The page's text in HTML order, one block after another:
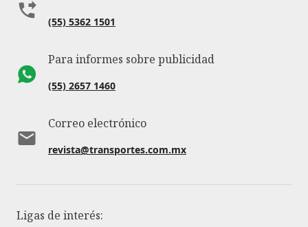
(55) 5362 1501
Para informes sobre publicidad
(55) 2657 1460
Correo electrónico
revista@transportes.com.mx
Ligas de interés: